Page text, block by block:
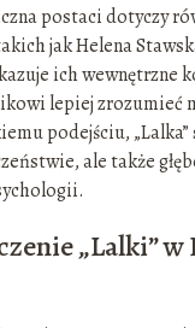
postaci dotyczy
jak Helena
ich wewnętrzne
lepiej zrozumieć
podejściu,
ale także
„Lalki”